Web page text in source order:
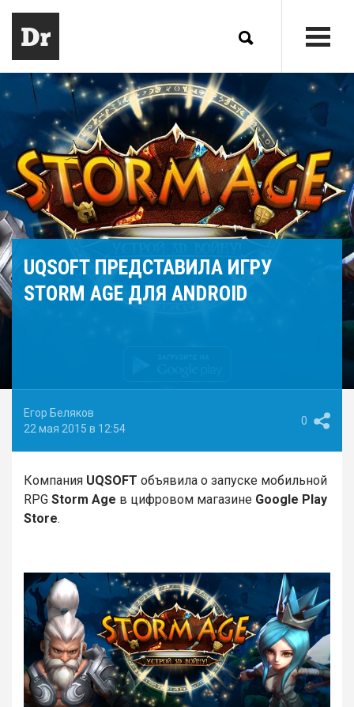
UQSOFT ПРЕДСТАВИЛА ИГРУ
STORM AGE ДЛЯ ANDROID
Егор Беляков
22 мая 2015 в 12:54
0
Компания UQSOFT объявила о запуске мобильной
RPG Storm Age в цифровом магазине Google Play
Store.